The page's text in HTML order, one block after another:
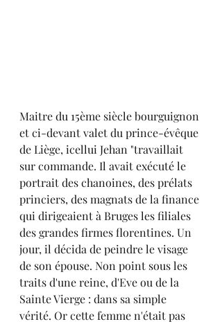
Maitre du 15ème siècle bourguignon
et ci-devant valet du prince-évêque
de Liège, icellui Jehan "travaillait
sur commande. Il avait exécuté le
portrait des chanoines, des prélats
princiers, des magnats de la finance
qui dirigeaient à Bruges les filiales
des grandes firmes florentines. Un
jour, il décida de peindre le visage
de son épouse. Non point sous les
traits d'une reine, d'Eve ou de la
Sainte Vierge : dans sa simple
vérité. Or cette femme n'était pas